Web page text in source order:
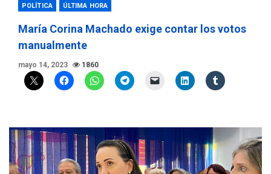
POLÍTICA ÚLTIMA HORA
María Corina Machado exige contar los votos
manualmente
mayo 14, 2023 1860